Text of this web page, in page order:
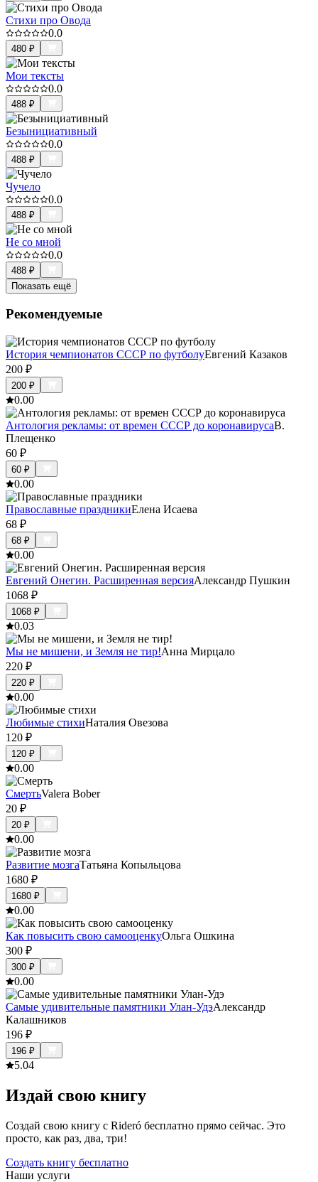
Стихи про Овода
0.0
480 ₽
Мои тексты
0.0
488 ₽
Безынициативный
0.0
488 ₽
Чучело
0.0
488 ₽
Не со мной
0.0
488 ₽
Показать ещё
Рекомендуемые
История чемпионатов СССР по футболуЕвгений Казаков
200 ₽
200 ₽
0.00
Антология рекламы: от времен СССР до коронавирусаВ.
Плещенко
60 ₽
60 ₽
0.00
Православные праздникиЕлена Исаева
68 ₽
68 ₽
0.00
Евгений Онегин. Расширенная версияАлександр Пушкин
1068 ₽
1068 ₽
0.03
Мы не мишени, и Земля не тир!Анна Мирцало
220 ₽
220 ₽
0.00
Любимые стихиНаталия Овезова
120 ₽
120 ₽
0.00
СмертьValera Bober
20 ₽
20 ₽
0.00
Развитие мозгаТатьяна Копыльцова
1680 ₽
1680 ₽
0.00
Как повысить свою самооценкуОльга Ошкина
300 ₽
300 ₽
0.00
Самые удивительные памятники Улан-УдэАлександр
Калашников
196 ₽
196 ₽
5.04
Издай свою книгу
Создай свою книгу с Rideró бесплатно прямо сейчас. Это
просто, как раз, два, три!
Создать книгу бесплатно
Наши услуги